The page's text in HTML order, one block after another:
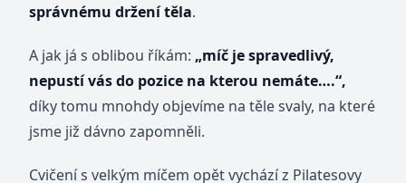
správnému držení těla.
A jak já s oblibou říkám: „míč je spravedlivý,
nepustí vás do pozice na kterou nemáte….“,
díky tomu mnohdy objevíme na těle svaly, na které
jsme již dávno zapomněli.
Cvičení s velkým míčem opět vychází z Pilatesovy